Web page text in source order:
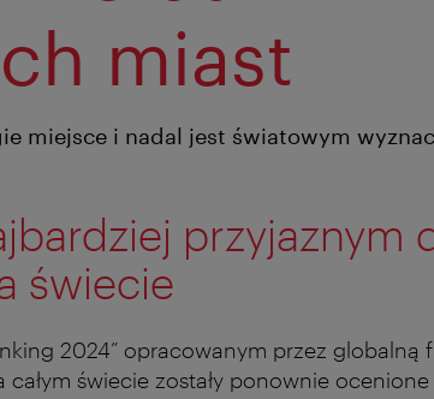
miast
miejsce i nadal jest światowym
przyjaznym
świecie
2024” opracowanym przez globalną
świecie zostały ponownie